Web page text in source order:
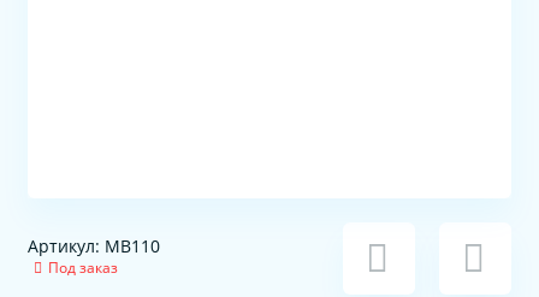
Артикул: MB110
Под заказ